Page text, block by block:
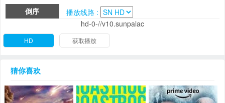
倒序
播放线路 :
hd-0-//v10.sunpalac
HD 获取播放
猜你喜欢